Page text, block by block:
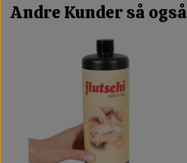
Andre Kunder så også